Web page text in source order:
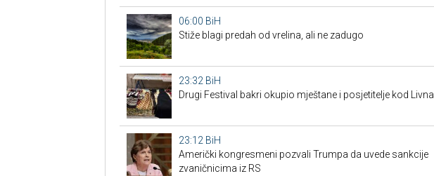
06:00 BiH
Stiže blagi predah od vrelina, ali ne zadugo
23:32 BiH
Drugi Festival bakri okupio mještane i posjetitelje kod Livna
23:12 BiH
Američki kongresmeni pozvali Trumpa da uvede sankcije
zvaničnicima iz RS